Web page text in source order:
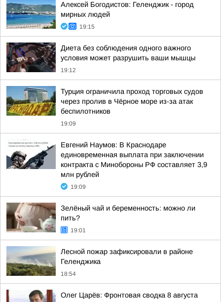
Алексей Богодистов: Геленджик - город
мирных людей
19:15
Диета без соблюдения одного важного
условия может разрушить ваши мышцы
19:12
Турция ограничила проход торговых судов
через пролив в Чёрное море из-за атак
беспилотников
19:09
Евгений Наумов: В Краснодаре
единовременная выплата при заключении
контракта с Минобороны РФ составляет 3,9
млн рублей
19:09
Зелёный чай и беременность: можно ли
пить?
19:01
Лесной пожар зафиксировали в районе
Геленджика
18:54
Олег Царёв: Фронтовая сводка 8 августа